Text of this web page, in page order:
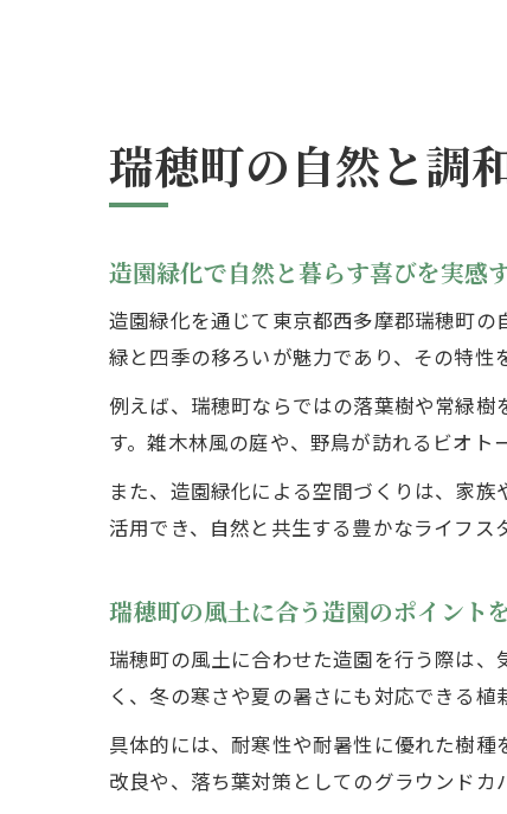
瑞穂町の自然と調
造園緑化で自然と暮らす喜びを実感
造園緑化を通じて東京都西多摩郡瑞穂町
緑と四季の移ろいが魅力であり、その特性
例えば、瑞穂町ならではの落葉樹や常緑
す。雑木林風の庭や、野鳥が訪れるビオト
また、造園緑化による空間づくりは、家
活用でき、自然と共生する豊かなライフス
瑞穂町の風土に合う造園のポイント
瑞穂町の風土に合わせた造園を行う際は
く、冬の寒さや夏の暑さにも対応できる植
具体的には、耐寒性や耐暑性に優れた樹
改良や、落ち葉対策としてのグラウンドカ